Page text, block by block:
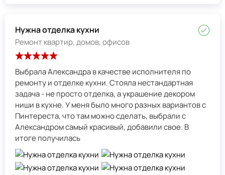
Нужна отделка кухни
Ремонт квартир, домов, офисов
Выбрала Александра в качестве исполнителя по
ремонту и отделке кухни. Стояла нестандартная
задача - не просто отделка, а украшение декором
ниши в кухне. У меня было много разных вариантов с
Пинтереста, что там можно сделать, выбрали с
Александром самый красивый, добавили свое. В
итоге получилась